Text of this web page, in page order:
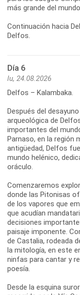
más grande del
Continuación hacia
Delfos.
Día 6
lu, 24.08.2026
Delfos – Kalambaka.
Después del
arqueológica de
importantes del
Parnaso, en la región
antigüedad, Delfos
mundo helénico,
oráculo.
Comenzaremos
donde las Pitonisas
de los vapores que
que acudían
decisiones
paisaje imponente.
de Castalia, rodeada
la mitología, en este
ninfas para cantar y
poesía.
Desde la esquina